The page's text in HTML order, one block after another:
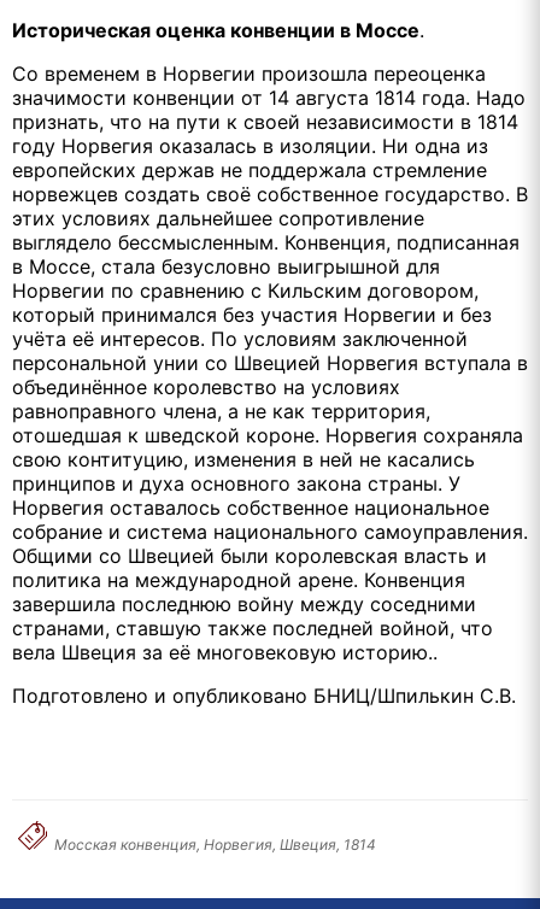
Историческая оценка конвенции в Моссе.
Со временем в Норвегии произошла переоценка
значимости конвенции от 14 августа 1814 года. Надо
признать, что на пути к своей независимости в 1814
году Норвегия оказалась в изоляции. Ни одна из
европейских держав не поддержала стремление
норвежцев создать своё собственное государство. В
этих условиях дальнейшее сопротивление
выглядело бессмысленным. Конвенция, подписанная
в Моссе, стала безусловно выигрышной для
Норвегии по сравнению с Кильским договором,
который принимался без участия Норвегии и без
учёта её интересов. По условиям заключенной
персональной унии со Швецией Норвегия вступала в
объединённое королевство на условиях
равноправного члена, а не как территория,
отошедшая к шведской короне. Норвегия сохраняла
свою контитуцию, изменения в ней не касались
принципов и духа основного закона страны. У
Норвегия оставалось собственное национальное
собрание и система национального самоуправления.
Общими со Швецией были королевская власть и
политика на международной арене. Конвенция
завершила последнюю войну между соседними
странами, ставшую также последней войной, что
вела Швеция за её многовековую историю..
Подготовлено и опубликовано БНИЦ/Шпилькин С.В.
Мосская конвенция, Норвегия, Швеция, 1814